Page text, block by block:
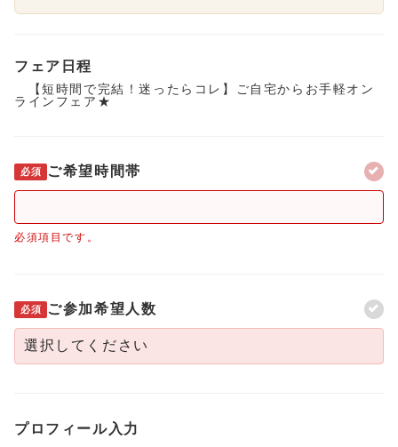
フェア日程
【短時間で完結！迷ったらコレ】ご自宅からお手軽オン
ラインフェア★
必須 ご希望時間帯
必須項目です。
必須 ご参加希望人数
プロフィール入力